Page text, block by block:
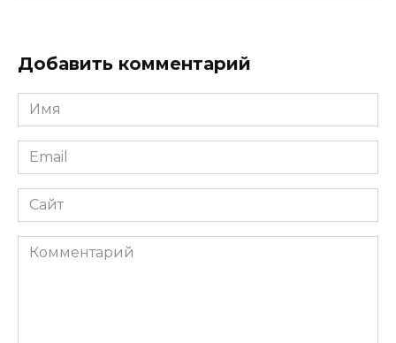
Добавить комментарий
Имя
*
Email
*
Сайт
Комментарий